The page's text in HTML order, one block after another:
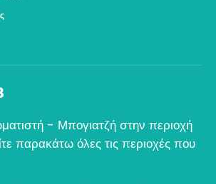
- Μπογιατζή στην περιοχή
παρακάτω όλες τις περιοχές που